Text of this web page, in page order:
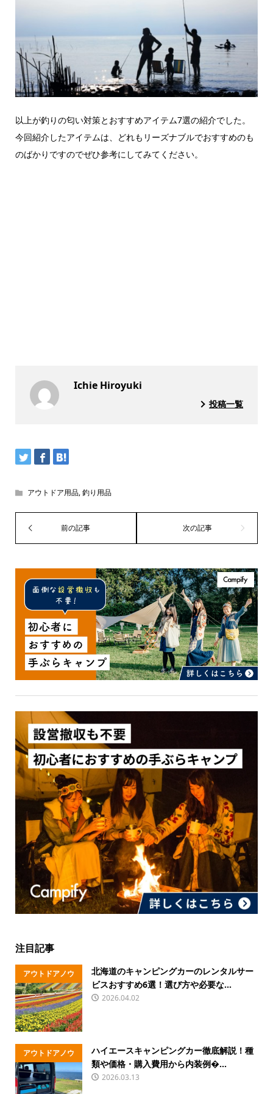
以上が釣りの匂い対策とおすすめアイテム7選の紹介でした。
今回紹介したアイテムは、どれもリーズナブルでおすすめのも
のばかりですのでぜひ参考にしてみてください。
Ichie Hiroyuki
投稿一覧
アウトドア用品,釣り用品
注目記事
アウトドアノウ
ハウ
北海道のキャンピングカーのレンタルサー
ビスおすすめ6選！選び方や必要な...
2026.04.02
アウトドアノウ
ハウ
ハイエースキャンピングカー徹底解説！種
類や価格・購入費用から内装例�...
2026.03.13